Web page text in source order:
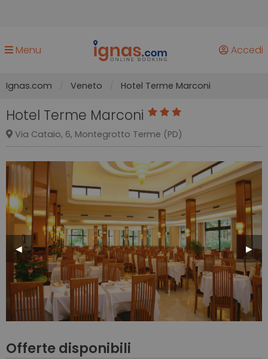
Menu Accedi
Ignas.com Veneto Hotel Terme Marconi
Hotel Terme Marconi
Via Cataio, 6, Montegrotto Terme (PD)
Previous
Slide
◀︎ Next
Slide
▶︎
Offerte disponibili